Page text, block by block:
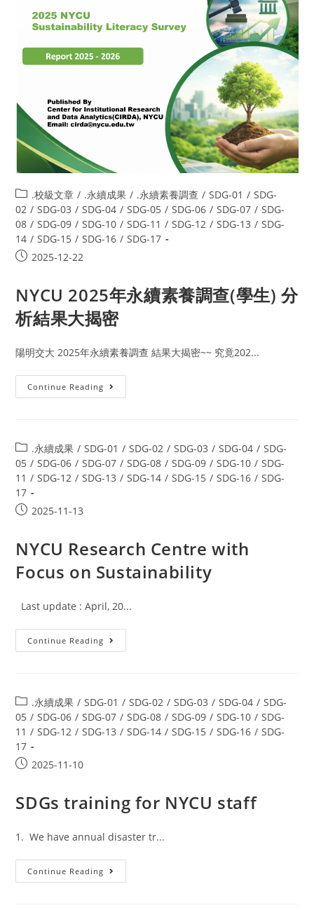
.校級文章 / .永續成果 / .永續素養調查 / SDG-01 / SDG-
02 / SDG-03 / SDG-04 / SDG-05 / SDG-06 / SDG-07 / SDG-
08 / SDG-09 / SDG-10 / SDG-11 / SDG-12 / SDG-13 / SDG-
14 / SDG-15 / SDG-16 / SDG-17
2025-12-22
NYCU 2025年永續素養調查(學生) 分
析結果大揭密
陽明交大 2025年永續素養調查 結果大揭密~~ 究竟202...
Continue Reading
.永續成果 / SDG-01 / SDG-02 / SDG-03 / SDG-04 / SDG-
05 / SDG-06 / SDG-07 / SDG-08 / SDG-09 / SDG-10 / SDG-
11 / SDG-12 / SDG-13 / SDG-14 / SDG-15 / SDG-16 / SDG-
17
2025-11-13
NYCU Research Centre with
Focus on Sustainability
Last update : April, 20...
Continue Reading
.永續成果 / SDG-01 / SDG-02 / SDG-03 / SDG-04 / SDG-
05 / SDG-06 / SDG-07 / SDG-08 / SDG-09 / SDG-10 / SDG-
11 / SDG-12 / SDG-13 / SDG-14 / SDG-15 / SDG-16 / SDG-
17
2025-11-10
SDGs training for NYCU staff
1. We have annual disaster tr...
Continue Reading